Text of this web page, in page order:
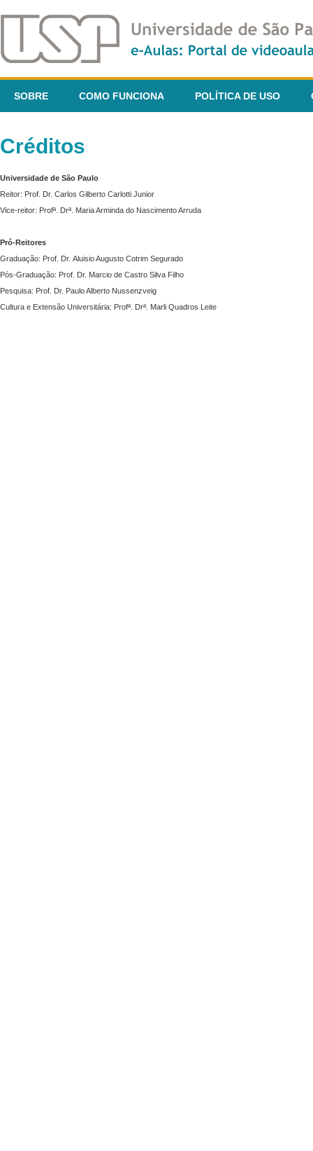
SOBRE COMO FUNCIONA POLÍTICA DE USO
Créditos
Universidade de São Paulo
Reitor: Prof. Dr. Carlos Gilberto Carlotti Junior
Vice-reitor: Profª. Drª. Maria Arminda do Nascimento Arruda
Pró-Reitores
Graduação: Prof. Dr. Aluisio Augusto Cotrim Segurado
Pós-Graduação: Prof. Dr. Marcio de Castro Silva Filho
Pesquisa: Prof. Dr. Paulo Alberto Nussenzveig
Cultura e Extensão Universitária: Profª. Drª. Marli Quadros Leite